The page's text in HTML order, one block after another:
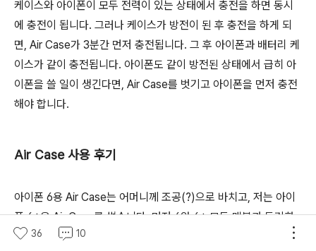
케이스와 아이폰이 모두 전력이 있는 상태에서 충전을 하면 동시
에 충전이 됩니다. 그러나 케이스가 방전이 된 후 충전을 하게 되
면, Air Case가 3분간 먼저 충전됩니다. 그 후 아이폰과 배터리 케
이스가 같이 충전됩니다. 아이폰도 같이 방전된 상태에서 급히 아
이폰을 쓸 일이 생긴다면, Air Case를 벗기고 아이폰을 먼저 충전
해야 합니다.
Air Case 사용 후기
아이폰 6용 Air Case는 어머니께 조공(?)으로 바치고, 저는 아이
폰 6+용 Air Case를 썼습니다. 먼저 6와 6+ 모두 맥북과 동기화
가 제대로 작동합니다. 라이트닝 케이블로 충전도 제대로 되고, 배
36 10